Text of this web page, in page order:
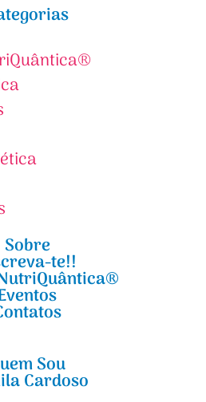
Sobre
te!!
Sou
Cardoso